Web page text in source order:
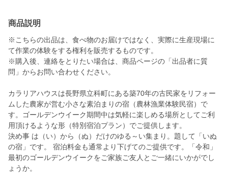
商品説明
※こちらの出品は、食べ物のお届けではなく、実際に生産現場に
て作業の体験をする権利を販売するものです。
※購入後、連絡をとりたい場合は、商品ページの「出品者に質
問」からお問い合わせください。
カラリアハウスは長野県立科町にある築70年の古民家をリフォー
ムした農家が営む小さな素泊まりの宿（農林漁業体験民宿）で
す。ゴールデンウイーク期間中は気軽に楽しめる場所としてご利
用頂けるような形（特別宿泊プラン）でご提供します。
決め事 は（い）から（ぬ）だけのゆる～い集まり。題して「いぬ
の宿」です。 宿泊料金も通常より下げてのご提供です。「令和」
最初のゴールデンウイークをご家族ご友人とご一緒にいかがでし
ょうか。